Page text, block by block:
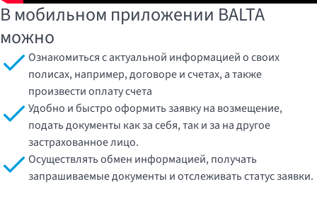
В мобильном приложении BALTA
можно
Ознакомиться с актуальной информацией о своих
полисах, например, договоре и счетах, а также
произвести оплату счета
Удобно и быстро оформить заявку на возмещение,
подать документы как за себя, так и за на другое
застрахованное лицо.
Осуществлять обмен информацией, получать
запрашиваемые документы и отслеживать статус заявки.